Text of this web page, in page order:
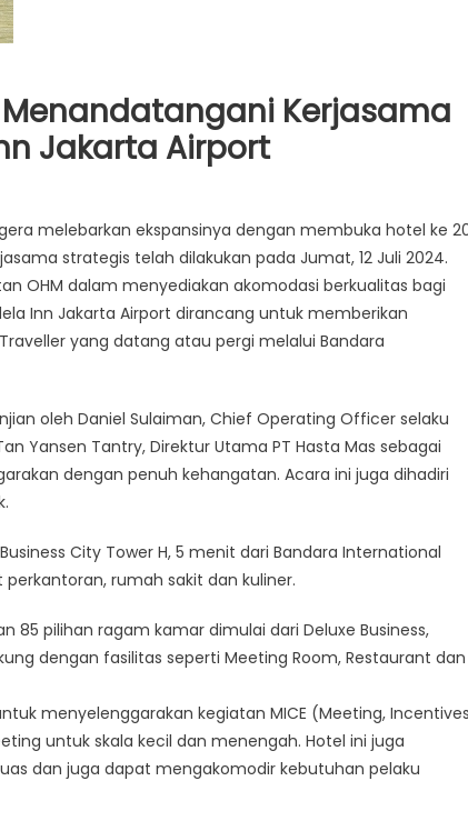
Kerjasama
Jakarta Airport
melebarkan ekspansinya dengan membuka hotel ke
strategis telah dilakukan pada Jumat, 12 Juli 2024.
OHM dalam menyediakan akomodasi berkualitas bagi
Inn Jakarta Airport dirancang untuk memberikan
yang datang atau pergi melalui Bandara
oleh Daniel Sulaiman, Chief Operating Officer selaku
Yansen Tantry, Direktur Utama PT Hasta Mas sebagai
dengan penuh kehangatan. Acara ini juga dihadiri
City Tower H, 5 menit dari Bandara International
rumah sakit dan kuliner.
85 pilihan ragam kamar dimulai dari Deluxe Business,
dengan fasilitas seperti Meeting Room, Restaurant dan
menyelenggarakan kegiatan MICE (Meeting,
untuk skala kecil dan menengah. Hotel ini juga
dan juga dapat mengakomodir kebutuhan pelaku